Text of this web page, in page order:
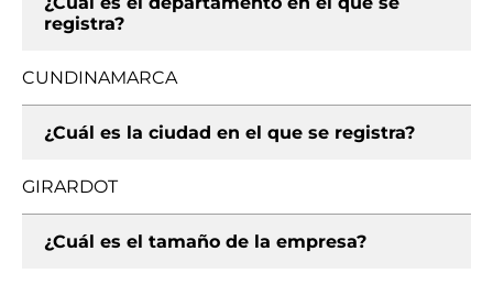
registra?
CUNDINAMARCA
¿Cuál es la ciudad en el que se registra?
GIRARDOT
¿Cuál es el tamaño de la empresa?